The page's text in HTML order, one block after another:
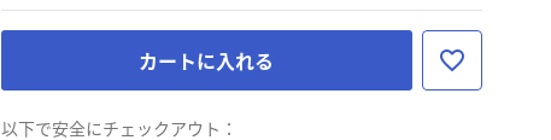
カートに入れる
以下で安全にチェックアウト：